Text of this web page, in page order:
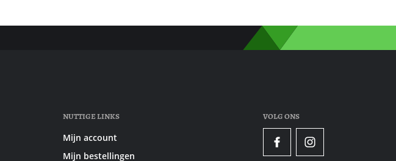
NUTTIGE LINKS
Mijn account
Mijn bestellingen
VOLG ONS
FacebookInstagram